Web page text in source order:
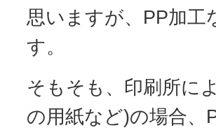
思いますが、PP加工
す。
そもそも、印刷所に
の用紙など)の場合、